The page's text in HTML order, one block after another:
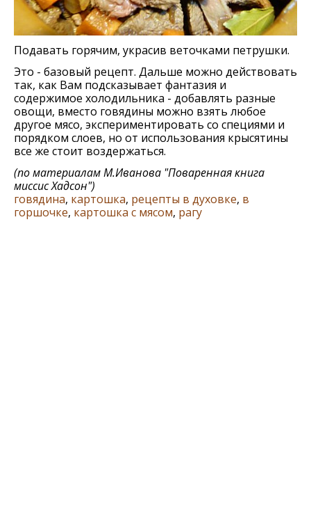
Подавать горячим, украсив веточками петрушки.
Это - базовый рецепт. Дальше можно действовать
так, как Вам подсказывает фантазия и
содержимое холодильника - добавлять разные
овощи, вместо говядины можно взять любое
другое мясо, экспериментировать со специями и
порядком слоев, но от использования крысятины
все же стоит воздержаться.
(по материаламМ.Иванова "Поваренная книга
миссис Хадсон")
говядина, картошка, рецепты в духовке, в
горшочке, картошка с мясом, рагу